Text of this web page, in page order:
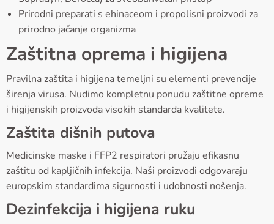
Prirodni preparati s ehinaceom i propolisni proizvodi za
prirodno jačanje organizma
Zaštitna oprema i higijena
Pravilna zaštita i higijena temeljni su elementi prevencije
širenja virusa. Nudimo kompletnu ponudu zaštitne opreme
i higijenskih proizvoda visokih standarda kvalitete.
Zaštita dišnih putova
Medicinske maske i FFP2 respiratori pružaju efikasnu
zaštitu od kapljičnih infekcija. Naši proizvodi odgovaraju
europskim standardima sigurnosti i udobnosti nošenja.
Dezinfekcija i higijena ruku